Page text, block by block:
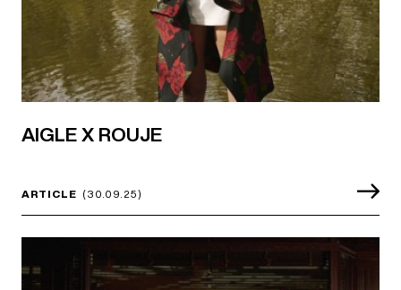
AIGLE X ROUJE
ARTICLE (30.09.25)